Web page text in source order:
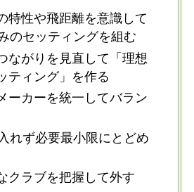
特性や飛距離を意識して
のセッティングを組む
ながりを見直して「理想
ティング」を作る
ーカーを統一してバラン
れず必要最小限にとどめ
クラブを把握して外す